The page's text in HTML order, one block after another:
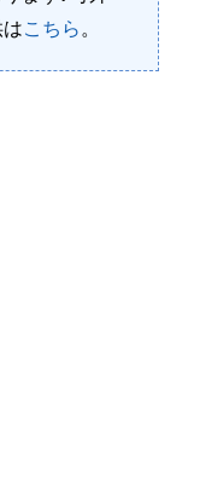
こちら 。